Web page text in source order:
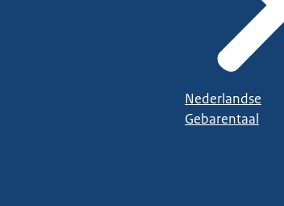
Nederlandse
Gebarentaal